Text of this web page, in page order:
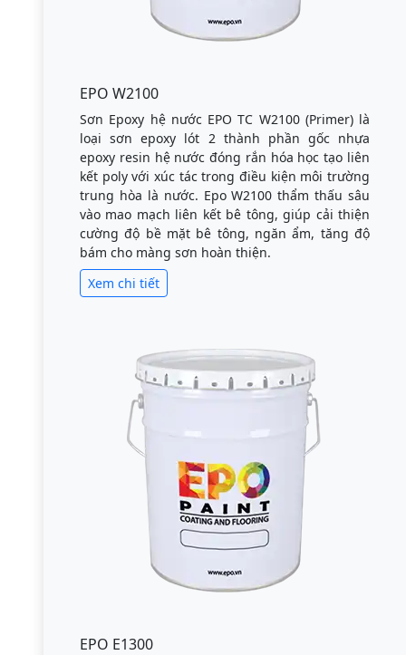
EPO W2100
Sơn Epoxy hệ nước EPO TC W2100 (Primer) là
loại sơn epoxy lót 2 thành phần gốc nhựa
epoxy resin hệ nước đóng rắn hóa học tạo liên
kết poly với xúc tác trong điều kiện môi trường
trung hòa là nước. Epo W2100 thẩm thấu sâu
vào mao mạch liên kết bê tông, giúp cải thiện
cường độ bề mặt bê tông, ngăn ẩm, tăng độ
bám cho màng sơn hoàn thiện.
Xem chi tiết
EPO E1300